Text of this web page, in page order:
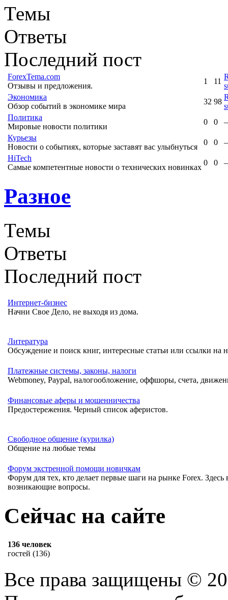
Темы
Ответы
Последний пост
ForexTema.com
Отзывы и предложения.
1 11
Экономика
Обзор событий в экономике мира
32 98
Политика
Мировые новости политики
0 0
Курьезы
Новости о событиях, которые заставят вас улыбнуться
0 0
HiTech
Самые компетентные новости о технических новинках
0 0
Разное
Темы
Ответы
Последний пост
Интернет-бизнес
Начни Свое Дело, не выходя из дома.
Литература
Обсуждение и поиск книг, интересные статьи или ссылки на
Платежные системы, законы, налоги
Webmoney, Paypal, налогообложение, оффшоры, счета,
Финансовые аферы и мошенничества
Предостережения. Черный список аферистов.
Свободное общение (курилка)
Общение на любые темы
Форум экстренной помощи новичкам
Форум для тех, кто делает первые шаги на рынке Forex.
возникающие вопросы.
Сейчас на сайте
136 человек
гостей (136)
Все права защищены ©